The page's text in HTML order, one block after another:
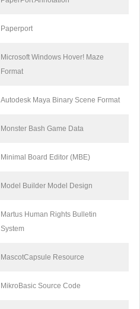
Paperport
Microsoft Windows Hover! Maze
Format
Autodesk Maya Binary Scene Format
Monster Bash Game Data
Minimal Board Editor (MBE)
Model Builder Model Design
Martus Human Rights Bulletin
System
MascotCapsule Resource
MikroBasic Source Code